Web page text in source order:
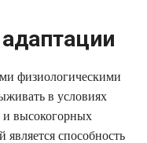
физиологическими
в условиях
и высокогорных
способность